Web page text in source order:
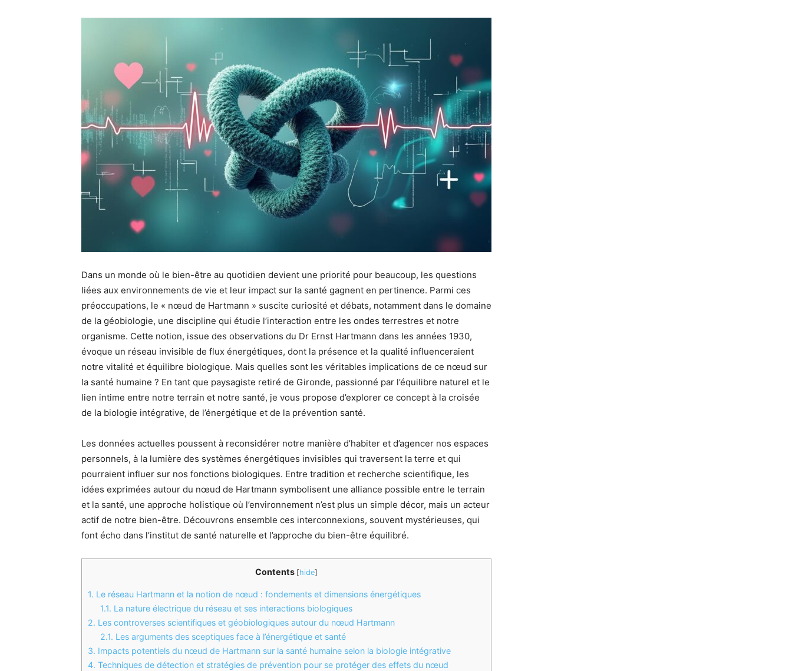
Dans un monde où le bien-être au quotidien devient une priorité pour beaucoup, les questions
liées aux environnements de vie et leur impact sur la santé gagnent en pertinence. Parmi ces
préoccupations, le « nœud de Hartmann » suscite curiosité et débats, notamment dans le domaine
de la géobiologie, une discipline qui étudie l’interaction entre les ondes terrestres et notre
organisme. Cette notion, issue des observations du Dr Ernst Hartmann dans les années 1930,
évoque un réseau invisible de flux énergétiques, dont la présence et la qualité influenceraient
notre vitalité et équilibre biologique. Mais quelles sont les véritables implications de ce nœud sur
la santé humaine ? En tant que paysagiste retiré de Gironde, passionné par l’équilibre naturel et le
lien intime entre notre terrain et notre santé, je vous propose d’explorer ce concept à la croisée
de la biologie intégrative, de l’énergétique et de la prévention santé.
Les données actuelles poussent à reconsidérer notre manière d’habiter et d’agencer nos espaces
personnels, à la lumière des systèmes énergétiques invisibles qui traversent la terre et qui
pourraient influer sur nos fonctions biologiques. Entre tradition et recherche scientifique, les
idées exprimées autour du nœud de Hartmann symbolisent une alliance possible entre le terrain
et la santé, une approche holistique où l’environnement n’est plus un simple décor, mais un acteur
actif de notre bien-être. Découvrons ensemble ces interconnexions, souvent mystérieuses, qui
font écho dans l’institut de santé naturelle et l’approche du bien-être équilibré.
Contents [hide]
1. Le réseau Hartmann et la notion de nœud : fondements et dimensions énergétiques
1.1. La nature électrique du réseau et ses interactions biologiques
2. Les controverses scientifiques et géobiologiques autour du nœud Hartmann
2.1. Les arguments des sceptiques face à l’énergétique et santé
3. Impacts potentiels du nœud de Hartmann sur la santé humaine selon la biologie intégrative
4. Techniques de détection et stratégies de prévention pour se protéger des effets du nœud